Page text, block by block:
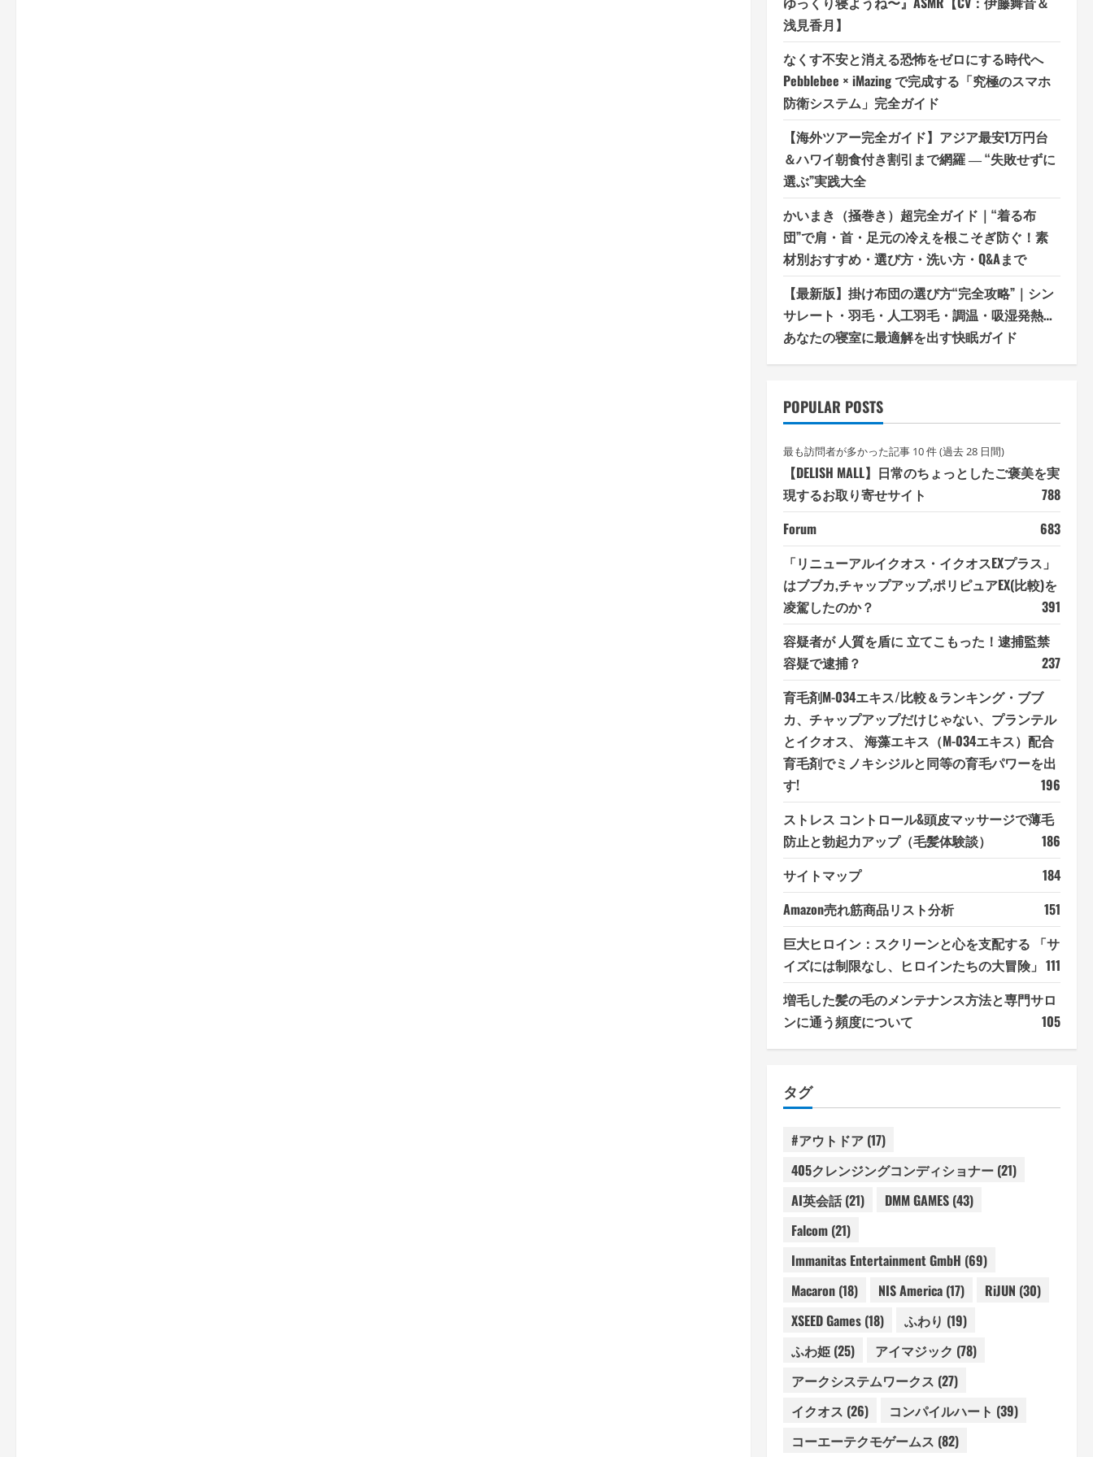
浅見香月】
なくす不安と消える恐怖をゼロにする時代へ
Pebblebee × iMazing で完成する「究極のスマホ
防衛システム」完全ガイド
【海外ツアー完全ガイド】アジア最安1万円台
＆ハワイ朝食付き割引まで網羅 ― “失敗せずに
選ぶ”実践大全
かいまき（掻巻き）超完全ガイド｜“着る布
団”で肩・首・足元の冷えを根こそぎ防ぐ！素
材別おすすめ・選び方・洗い方・Q&Aまで
【最新版】掛け布団の選び方“完全攻略”｜シン
サレート・羽毛・人工羽毛・調温・吸湿発熱…
あなたの寝室に最適解を出す快眠ガイド
POPULAR POSTS
最も訪問者が多かった記事 10 件 (過去 28 日間)
【DELISH MALL】日常のちょっとしたご褒美を実
現するお取り寄せサイト
788
Forum
683
「リニューアルイクオス・イクオスEXプラス」
はブブカ,チャップアップ,ポリピュアEX(比較)を
凌駕したのか？
391
容疑者が 人質を盾に 立てこもった！逮捕監禁
容疑で逮捕？
237
育毛剤M-034エキス/比較＆ランキング・ブブ
カ、チャップアップだけじゃない、プランテル
とイクオス、 海藻エキス（M-034エキス）配合
育毛剤でミノキシジルと同等の育毛パワーを出
す!
196
ストレス コントロール&頭皮マッサージで薄毛
防止と勃起力アップ（毛髪体験談）
186
サイトマップ
184
Amazon売れ筋商品リスト分析
151
巨大ヒロイン：スクリーンと心を支配する 「サ
イズには制限なし、ヒロインたちの大冒険」 111
増毛した髪の毛のメンテナンス方法と専門サロ
ンに通う頻度について
105
タグ
#アウトドア(17)
405クレンジングコンディショナー(21)
AI英会話(21) DMM GAMES(43)
Falcom(21)
Immanitas Entertainment GmbH (69)
Macaron(18) NIS America(17) RiJUN (30)
XSEED Games(18) ふわり (19)
ふわ姫(25) アイマジック (78)
アークシステムワークス (27)
イクオス (26) コンパイルハート (39)
コーエーテクモゲームス (82)